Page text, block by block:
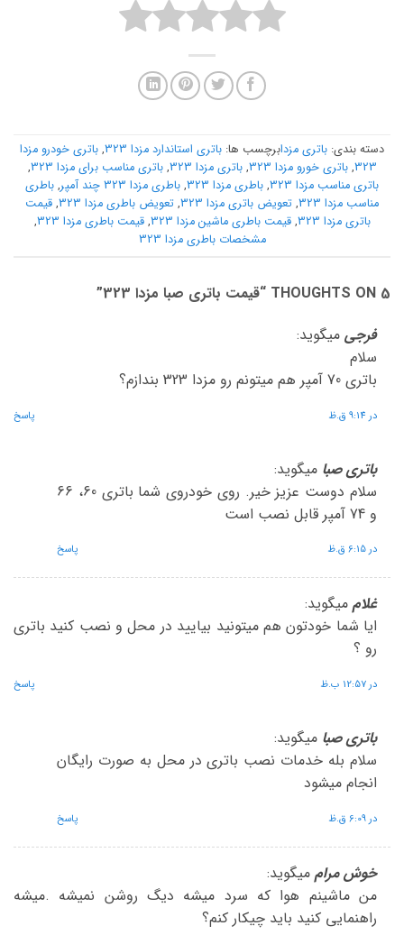
دسته بندی: باتری مزدابرچسب ها: باتری استاندارد مزدا 323 , باتری خودرو مزدا
323
,باتری خورو مزدا 323 ,باتری مزدا 323 ,باتری مناسب برای مزدا 323
,
باتری مناسب مزدا 323
, باطری مزدا 323 , باطری مزدا 323 چند آمپر , باطری
مناسب مزدا 323
, تعویض باتری مزدا 323 , تعویض باطری مزدا 323 , قیمت
باتری مزدا 323
,قیمت باطری ماشین مزدا 323 ,قیمت باطری مزدا 323
,
مشخصات باطری مزدا 323
5 THOUGHTS ON “ قیمت باتری صبا مزدا 323
”
فرجی میگوید:
سلام
باتری 70 آمپر هم میتونم رو مزدا 323 بندازم؟
در 9:14 ق.ظ پاسخ
باتری صبا میگوید:
سلام دوست عزیز خیر. روی خودروی شما باتری 60، 66
و 74 آمپر قابل نصب است
در 6:15 ق.ظ پاسخ
غلام میگوید:
ایا شما خودتون هم میتونید بیایید در محل و نصب کنید باتری
رو ؟
در 12:57 ب.ظ پاسخ
باتری صبا میگوید:
سلام بله خدمات نصب باتری در محل به صورت رایگان
انجام میشود
در 6:09 ق.ظ پاسخ
خوش مرام میگوید:
من ماشینم هوا که سرد میشه دیگ روشن نمیشه .میشه
راهنمایی کنید باید چیکار کنم؟